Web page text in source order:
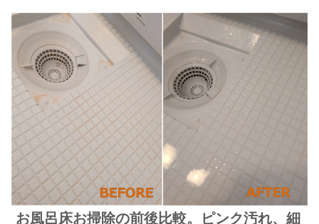
お風呂床お掃除の前後比較。ピンク汚れ、細